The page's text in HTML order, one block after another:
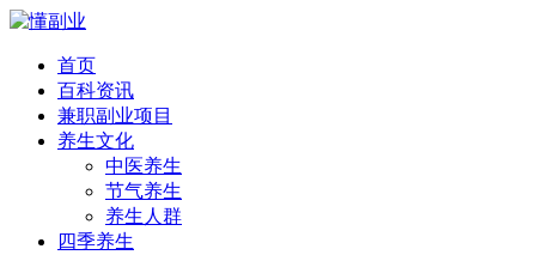
首页
百科资讯
兼职副业项目
养生文化
中医养生
节气养生
养生人群
四季养生